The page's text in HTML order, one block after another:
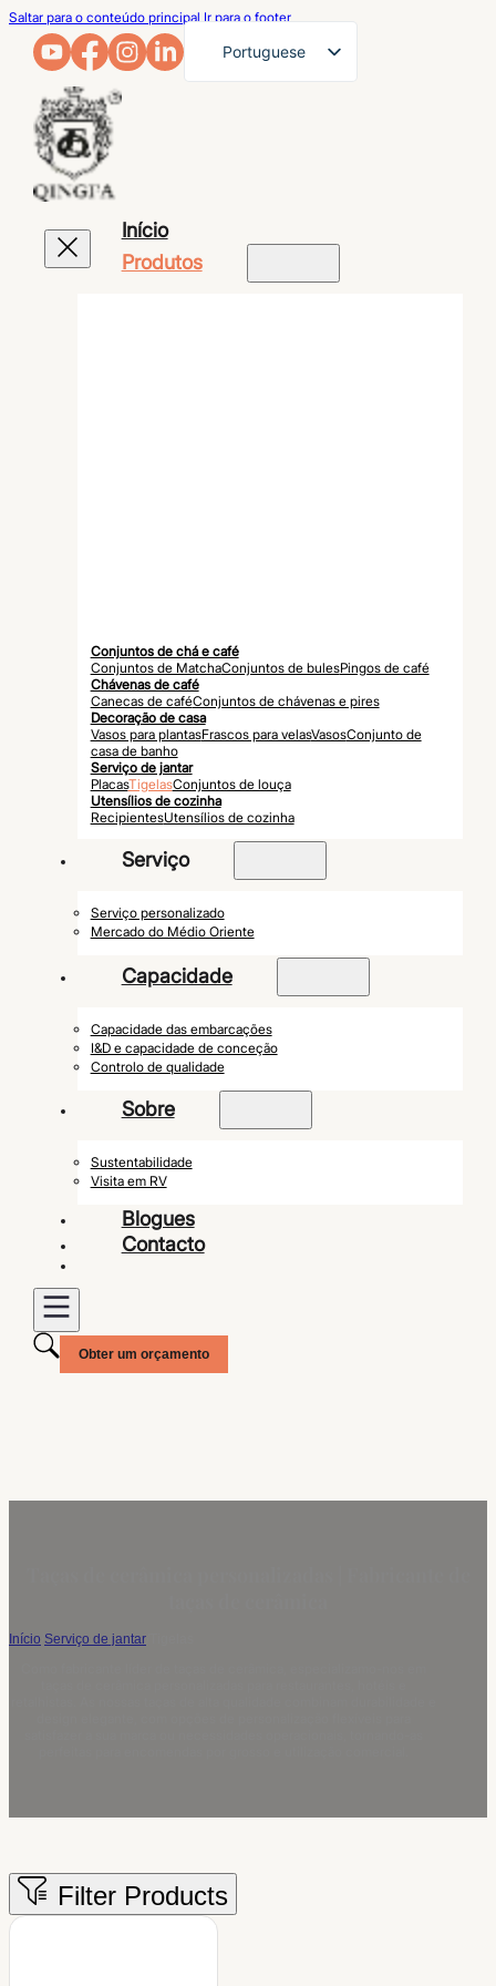
Saltar para o conteúdo principal Ir para o footer
Portuguese
Início
Produtos
Conjuntos de chá e café
Conjuntos de MatchaConjuntos de bulesPingos de café
Chávenas de café
Canecas de caféConjuntos de chávenas e pires
Decoração de casa
Vasos para plantasFrascos para velasVasosConjunto de
casa de banho
Serviço de jantar
PlacasTigelasConjuntos de louça
Utensílios de cozinha
RecipientesUtensílios de cozinha
Serviço
Serviço personalizado
Mercado do Médio Oriente
Capacidade
Capacidade das embarcações
I&D e capacidade de conceção
Controlo de qualidade
Sobre
Sustentabilidade
Visita em RV
Blogues
Contacto
Obter um orçamento
Início Serviço de jantar